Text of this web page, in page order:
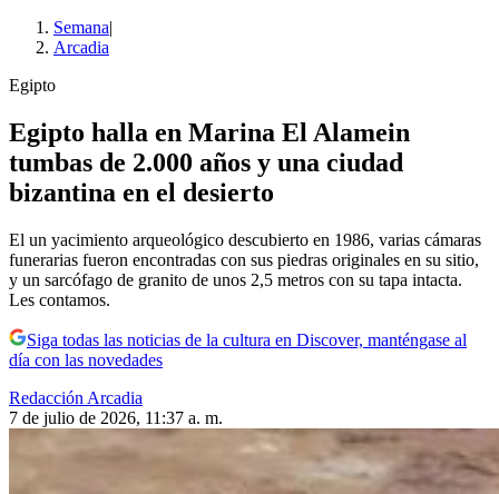
Semana|
Arcadia
Egipto
Egipto halla en Marina El Alamein
tumbas de 2.000 años y una ciudad
bizantina en el desierto
El un yacimiento arqueológico descubierto en 1986, varias cámaras
funerarias fueron encontradas con sus piedras originales en su sitio,
y un sarcófago de granito de unos 2,5 metros con su tapa intacta.
Les contamos.
Siga todas las noticias de la cultura en Discover, manténgase al
día con las novedades
Redacción Arcadia
7 de julio de 2026, 11:37 a. m.